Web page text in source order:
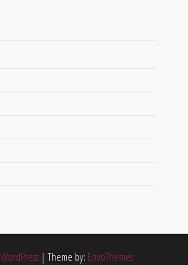
WordPress | Theme by: EnvoThemes